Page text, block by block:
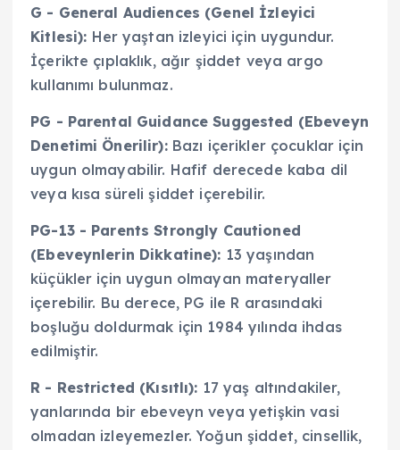
G - General Audiences (Genel İzleyici
Kitlesi): Her yaştan izleyici için uygundur.
İçerikte çıplaklık, ağır şiddet veya argo
kullanımı bulunmaz.
PG - Parental Guidance Suggested (Ebeveyn
Denetimi Önerilir):Bazı içerikler çocuklar için
uygun olmayabilir. Hafif derecede kaba dil
veya kısa süreli şiddet içerebilir.
PG-13 - Parents Strongly Cautioned
(Ebeveynlerin Dikkatine): 13 yaşından
küçükler için uygun olmayan materyaller
içerebilir. Bu derece, PG ile R arasındaki
boşluğu doldurmak için 1984 yılında ihdas
edilmiştir.
R - Restricted (Kısıtlı): 17 yaş altındakiler,
yanlarında bir ebeveyn veya yetişkin vasi
olmadan izleyemezler. Yoğun şiddet, cinsellik,